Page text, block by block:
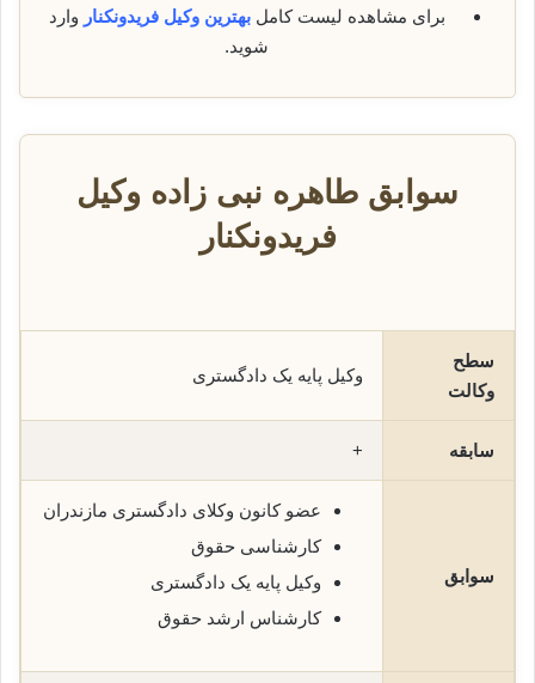
برای مشاهده لیست کاملبهترین وکیل فریدونکنار وارد
شوید.
سوابق طاهره نبی زاده وکیل
فریدونکنار
سطح
وکالت
وکیل پایه یک دادگستری
سابقه +
سوابق
عضو کانون وکلای دادگستری مازندران
کارشناسی حقوق
وکیل پایه یک دادگستری
کارشناس ارشد حقوق